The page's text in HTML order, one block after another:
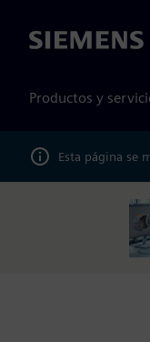
Siemens
Productos y
Esta página se